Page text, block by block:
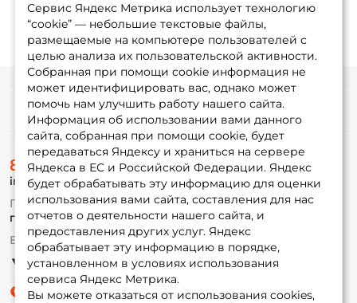
Сервис Яндекс Метрика использует технологию
“cookie” — небольшие текстовые файлы,
размещаемые на компьютере пользователей с
целью анализа их пользовательской активности.
Собранная при помощи cookie информация не
может идентифицировать вас, однако может
помочь нам улучшить работу нашего сайта.
Информация об использовании вами данного
сайта, собранная при помощи cookie, будет
передаваться Яндексу и храниться на сервере
Яндекса в ЕС и Российской Федерации. Яндекс
будет обрабатывать эту информацию для оценки
использования вами сайта, составления для нас
отчетов о деятельности нашего сайта, и
предоставления других услуг. Яндекс
обрабатывает эту информацию в порядке,
установленном в условиях использования
сервиса Яндекс Метрика.
Вы можете отказаться от использования cookies,
Информация
О магазине
Доставка
Оплата
Fox-bonus
Гуру
Партнерская программа
8 (495) 532-77-88
info@foxfishing.ru
По вопросам с заказом
г. Москва, ул. Плеханова д.7
Ежедневно 10:00 до 20:00